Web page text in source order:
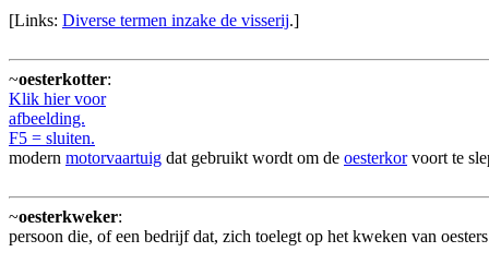
[Links: Diverse termen inzake de visserij.]
~oesterkotter:
Klik hier voor
afbeelding.
F5 = sluiten.
modern motorvaartuig dat gebruikt wordt om de oesterkorvoort te
~oesterkweker:
persoon die, of een bedrijf dat, zich toelegt op het kweken van